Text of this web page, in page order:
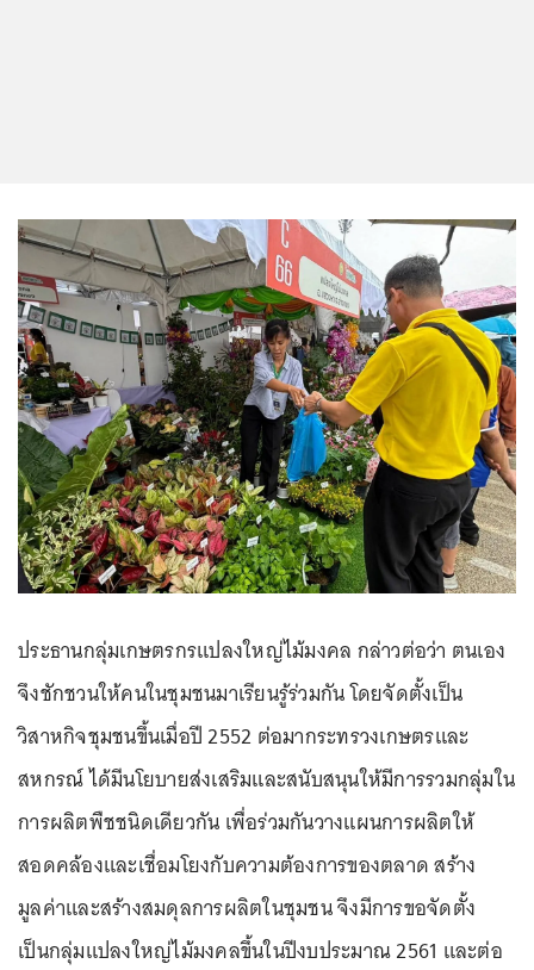
ประธานกลุ่มเกษตรกรแปลงใหญ่ไม้มงคล กล่าวต่อว่า ตนเอง
จึงชักชวนให้คนในชุมชนมาเรียนรู้ร่วมกัน โดยจัดตั้งเป็น
วิสาหกิจชุมชนขึ้นเมื่อปี 2552 ต่อมากระทรวงเกษตรและ
สหกรณ์ ได้มีนโยบายส่งเสริมและสนับสนุนให้มีการรวมกลุ่มใน
การผลิตพืชชนิดเดียวกัน เพื่อร่วมกันวางแผนการผลิตให้
สอดคล้องและเชื่อมโยงกับความต้องการของตลาด สร้าง
มูลค่าและสร้างสมดุลการผลิตในชุมชน จึงมีการขอจัดตั้ง
เป็นกลุ่มแปลงใหญ่ไม้มงคลขึ้นในปีงบประมาณ 2561 และต่อ